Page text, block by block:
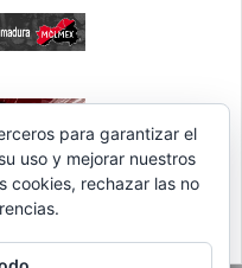
para garantizar el
uso y mejorar nuestros
cookies, rechazar las no